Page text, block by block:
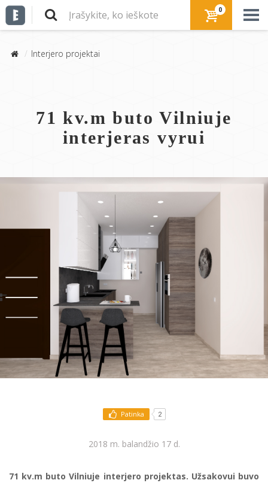
0
Interjero projektai
71 kv.m buto Vilniuje
interjeras vyrui
Patinka 2
2018 m. balandžio 17 d.
71 kv.m buto Vilniuje interjero projektas. Užsakovui buvo